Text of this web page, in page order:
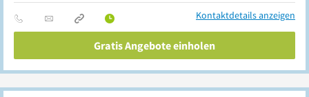
Kontaktdetails anzeigen
Gratis Angebote einholen